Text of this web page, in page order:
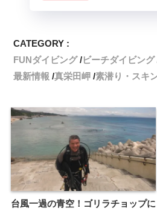
CATEGORY :
FUNダイビング
ビーチダイビング
最新情報 真栄田岬 素潜り・スキ
台風一過の青空！ゴリラチョップに